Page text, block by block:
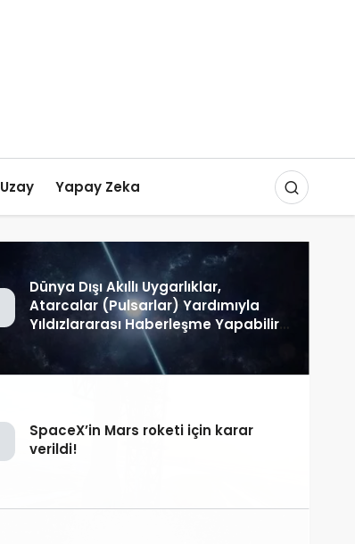
Uzay Yapay Zeka
Dünya Dışı Akıllı Uygarlıklar,
Atarcalar (Pulsarlar) Yardımıyla
Yıldızlararası Haberleşme Yapabilir
mi?
SpaceX’in Mars roketi için karar
verildi!